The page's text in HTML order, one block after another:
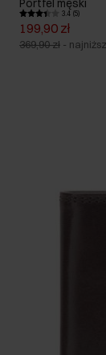
Portfel męski
3.4 (5)
199,90 zł
369,90 zł -